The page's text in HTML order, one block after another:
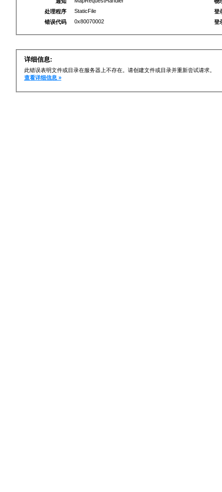
处理程序
StaticFile
错误代码
0x80070002
登
登
详细信息:
此错误表明文件或目录在服务器上不存在。请创建文件或目录并重新尝试请求。
查看详细信息 »